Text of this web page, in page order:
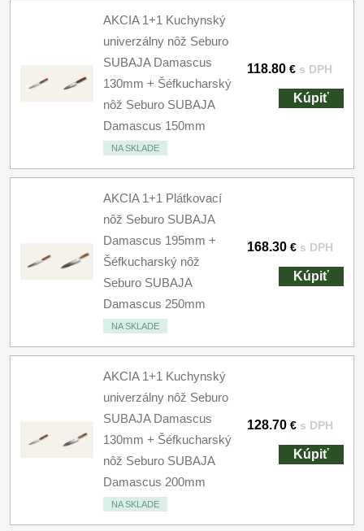
AKCIA 1+1 Kuchynský
univerzálny nôž Seburo
SUBAJA Damascus
130mm + Šéfkucharský
nôž Seburo SUBAJA
Damascus 150mm
NA SKLADE
118.80 € s DPH
Kúpiť
AKCIA 1+1 Plátkovací
nôž Seburo SUBAJA
Damascus 195mm +
Šéfkucharský nôž
Seburo SUBAJA
Damascus 250mm
NA SKLADE
168.30 € s DPH
Kúpiť
AKCIA 1+1 Kuchynský
univerzálny nôž Seburo
SUBAJA Damascus
130mm + Šéfkucharský
nôž Seburo SUBAJA
Damascus 200mm
NA SKLADE
128.70 € s DPH
Kúpiť